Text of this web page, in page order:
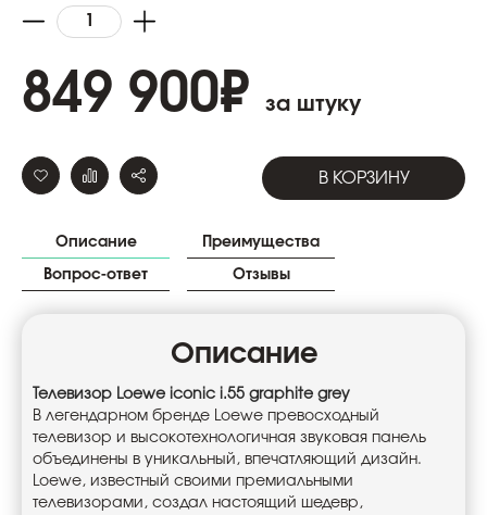
849 900₽ за штуку
В КОРЗИНУ
Описание Преимущества
Вопрос-ответ Отзывы
Описание
Телевизор Loewe iconic i.55 graphite grey
В легендарном бренде Loewe превосходный
телевизор и высокотехнологичная звуковая панель
объединены в уникальный, впечатляющий дизайн.
Loewe, известный своими премиальными
телевизорами, создал настоящий шедевр,